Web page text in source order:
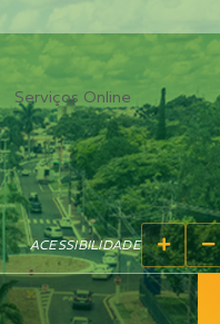
Serviços Online
ACESSIBILIDADE